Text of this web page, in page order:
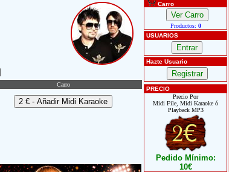
Carro
Carro
Productos: 0
USUARIOS
Hazte Usuario
PRECIO
Precio Por
Midi File, Midi Karaoke ó
Playback MP3
Pedido Mínimo:
10€